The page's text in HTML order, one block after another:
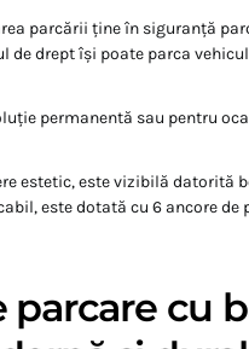
parcării ține în siguranță
drept își poate parca
permanentă sau pentru
estetic, este vizibilă datorită
este dotată cu 6 ancore de
parcare cu